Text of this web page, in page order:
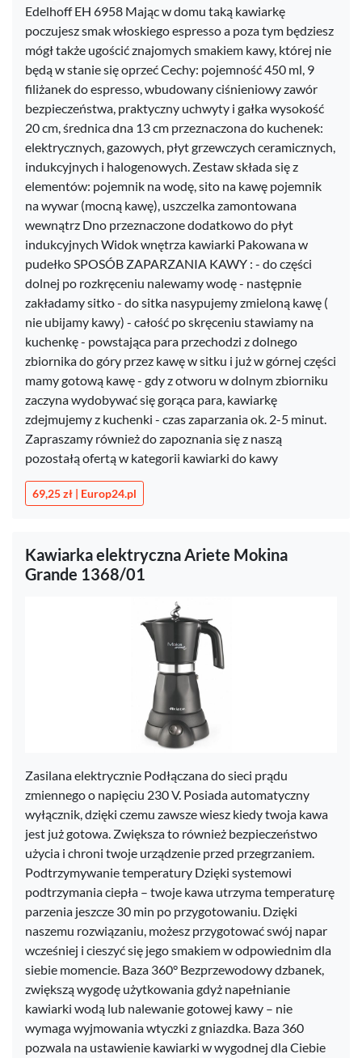
Edelhoff EH 6958 Mając w domu taką kawiarkę
poczujesz smak włoskiego espresso a poza tym będziesz
mógł także ugościć znajomych smakiem kawy, której nie
będą w stanie się oprzeć Cechy: pojemność 450 ml, 9
filiżanek do espresso, wbudowany ciśnieniowy zawór
bezpieczeństwa, praktyczny uchwyty i gałka wysokość
20 cm, średnica dna 13 cm przeznaczona do kuchenek:
elektrycznych, gazowych, płyt grzewczych ceramicznych,
indukcyjnych i halogenowych. Zestaw składa się z
elementów: pojemnik na wodę, sito na kawę pojemnik
na wywar (mocną kawę), uszczelka zamontowana
wewnątrz Dno przeznaczone dodatkowo do płyt
indukcyjnych Widok wnętrza kawiarki Pakowana w
pudełko SPOSÓB ZAPARZANIA KAWY : - do części
dolnej po rozkręceniu nalewamy wodę - następnie
zakładamy sitko - do sitka nasypujemy zmieloną kawę (
nie ubijamy kawy) - całość po skręceniu stawiamy na
kuchenkę - powstająca para przechodzi z dolnego
zbiornika do góry przez kawę w sitku i już w górnej części
mamy gotową kawę - gdy z otworu w dolnym zbiorniku
zaczyna wydobywać się gorąca para, kawiarkę
zdejmujemy z kuchenki - czas zaparzania ok. 2-5 minut.
Zapraszamy również do zapoznania się z naszą
pozostałą ofertą w kategorii kawiarki do kawy
69,25 zł | Europ24.pl
Kawiarka elektryczna Ariete Mokina
Grande 1368/01
Zasilana elektrycznie Podłączana do sieci prądu
zmiennego o napięciu 230 V. Posiada automatyczny
wyłącznik, dzięki czemu zawsze wiesz kiedy twoja kawa
jest już gotowa. Zwiększa to również bezpieczeństwo
użycia i chroni twoje urządzenie przed przegrzaniem.
Podtrzymywanie temperatury Dzięki systemowi
podtrzymania ciepła – twoje kawa utrzyma temperaturę
parzenia jeszcze 30 min po przygotowaniu. Dzięki
naszemu rozwiązaniu, możesz przygotować swój napar
wcześniej i cieszyć się jego smakiem w odpowiednim dla
siebie momencie. Baza 360° Bezprzewodowy dzbanek,
zwiększą wygodę użytkowania gdyż napełnianie
kawiarki wodą lub nalewanie gotowej kawy – nie
wymaga wyjmowania wtyczki z gniazdka. Baza 360
pozwala na ustawienie kawiarki w wygodnej dla Ciebie